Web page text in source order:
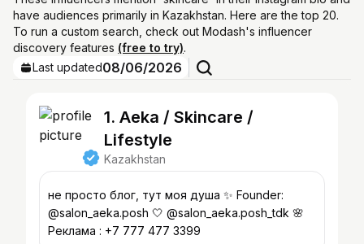
have audiences primarily in Kazakhstan. Here are the top 20.
To run a custom search, check out Modash's influencer
discovery features (free to try).
Last updated08/06/2026
1. Aeka / Skincare /
Lifestyle
Kazakhstan
не просто блог, тут моя душа ✨ Founder:
@salon_aeka.posh 🤍 @salon_aeka.posh_tdk 🌸
Реклама : +7 777 477 3399